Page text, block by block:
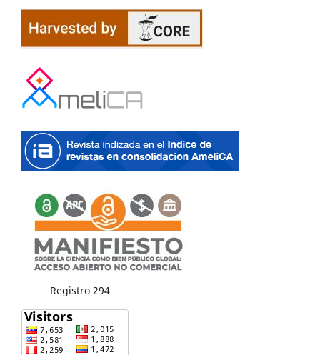
Registro 294